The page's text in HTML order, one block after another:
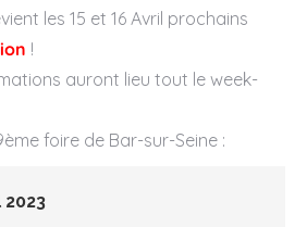
les 15 et 16 Avril prochains
!
auront lieu tout le week-
foire de Bar-sur-Seine :
2023